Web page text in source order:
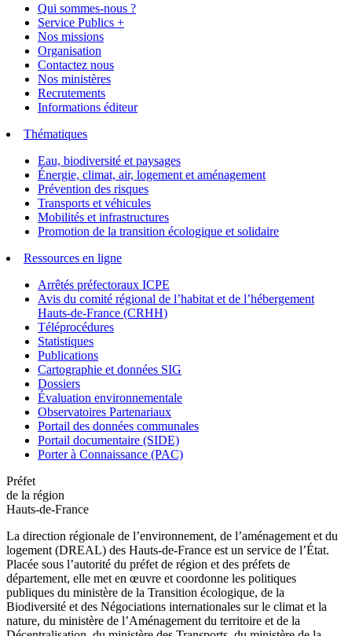
Qui sommes-nous ?
Service Publics +
Nos missions
Organisation
Contactez nous
Nos ministères
Recrutements
Informations éditeur
Thématiques
Eau, biodiversité et paysages
Énergie, climat, air, logement et aménagement
Prévention des risques
Transports et véhicules
Mobilités et infrastructures
Promotion de la transition écologique et solidaire
Ressources en ligne
Arrêtés préfectoraux ICPE
Avis du comité régional de l’habitat et de l’hébergement
Hauts-de-France (CRHH)
Téléprocédures
Statistiques
Publications
Cartographie et données SIG
Dossiers
Évaluation environnementale
Observatoires Partenariaux
Portail des données communales
Portail documentaire (SIDE)
Porter à Connaissance (PAC)
Préfet
de la région
Hauts-de-France
La direction régionale de l’environnement, de l’aménagement et du
logement (DREAL) des Hauts-de-France est un service de l’État.
Placée sous l’autorité du préfet de région et des préfets de
département, elle met en œuvre et coordonne les politiques
publiques du ministère de la Transition écologique, de la
Biodiversité et des Négociations internationales sur le climat et la
nature, du ministère de l’Aménagement du territoire et de la